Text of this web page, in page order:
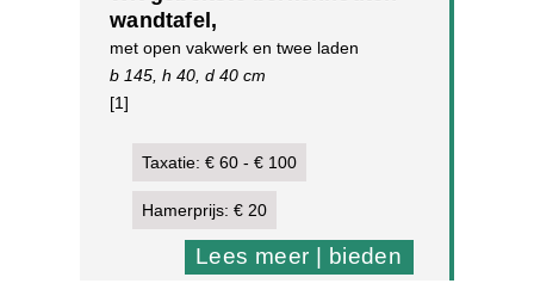
wandtafel,
met open vakwerk en twee laden
b 145, h 40, d 40 cm
[1]
Taxatie: € 60 - € 100
Hamerprijs: € 20
Lees meer | bieden